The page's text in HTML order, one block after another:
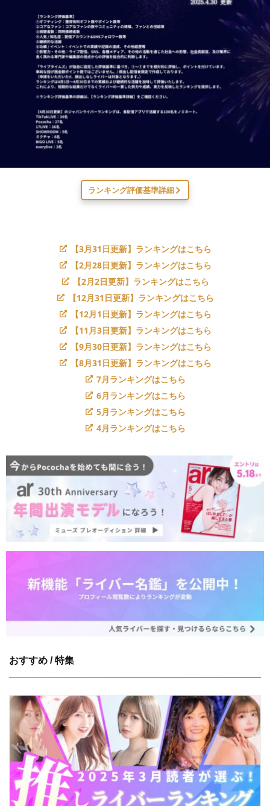
ランキング評価基準詳細
【3月31日更新】ランキングはこちら
【2月28日更新】ランキングはこちら
【2月2日更新】ランキングはこちら
【12月31日更新】ランキングはこちら
【12月1日更新】ランキングはこちら
【11月3日更新】ランキングはこちら
【9月30日更新】ランキングはこちら
【8月31日更新】ランキングはこちら
7月ランキングはこちら
6月ランキングはこちら
5月ランキングはこちら
4月ランキングはこちら
おすすめ / 特集